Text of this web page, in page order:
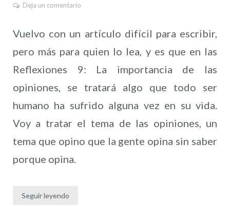
Deja un comentario
Vuelvo con un artículo difícil para escribir,
pero más para quien lo lea, y es que en las
Reflexiones 9: La importancia de las
opiniones, se tratará algo que todo ser
humano ha sufrido alguna vez en su vida.
Voy a tratar el tema de las opiniones, un
tema que opino que la gente opina sin saber
porque opina.
Seguir leyendo